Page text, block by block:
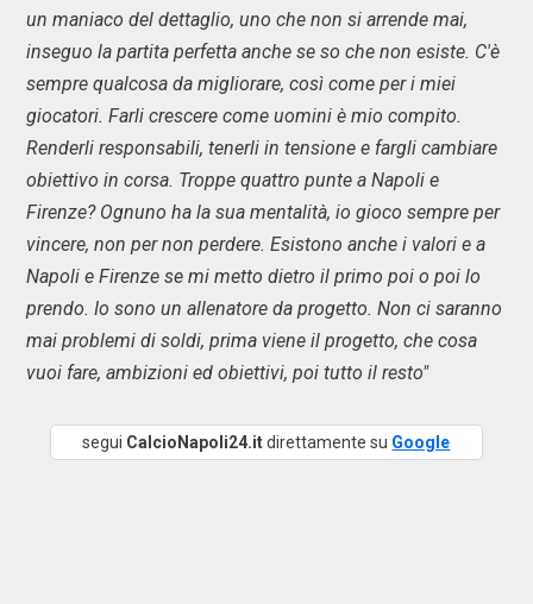
un maniaco del dettaglio, uno che non si arrende mai,
inseguo la partita perfetta anche se so che non esiste. C'è
sempre qualcosa da migliorare, così come per i miei
giocatori. Farli crescere come uomini è mio compito.
Renderli responsabili, tenerli in tensione e fargli cambiare
obiettivo in corsa. Troppe quattro punte a Napoli e
Firenze? Ognuno ha la sua mentalità, io gioco sempre per
vincere, non per non perdere. Esistono anche i valori e a
Napoli e Firenze se mi metto dietro il primo poi o poi lo
prendo. Io sono un allenatore da progetto. Non ci saranno
mai problemi di soldi, prima viene il progetto, che cosa
vuoi fare, ambizioni ed obiettivi, poi tutto il resto"
segui CalcioNapoli24.itdirettamente su Google